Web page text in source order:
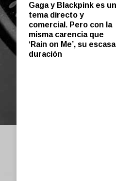
Gaga y Blackpink es un
tema directo y
comercial. Pero con la
misma carencia que
‘Rain on Me’, su escasa
duración